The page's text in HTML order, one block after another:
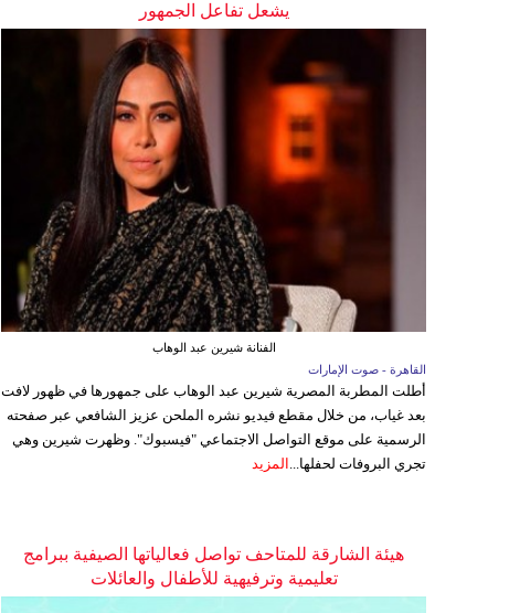
يشعل تفاعل الجمهور
الفنانة شيرين عبد الوهاب
القاهرة - صوت الإمارات
أطلت المطربة المصرية شيرين عبد الوهاب على جمهورها في ظهور لافت
بعد غياب، من خلال مقطع فيديو نشره الملحن عزيز الشافعي عبر صفحته
الرسمية على موقع التواصل الاجتماعي "فيسبوك". وظهرت شيرين وهي
تجري البروفات لحفلها... المزيد
هيئة الشارقة للمتاحف تواصل فعالياتها الصيفية ببرامج
تعليمية وترفيهية للأطفال والعائلات